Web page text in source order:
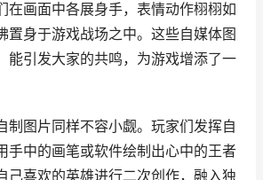
在画面中各展身手，表情动作栩栩如
置身于游戏战场之中。这些自媒体图
能引发大家的共鸣，为游戏增添了一
制图片同样不容小觑。玩家们发挥自
手中的画笔或软件绘制出心中的王者
己喜欢的英雄进行二次创作，融入独